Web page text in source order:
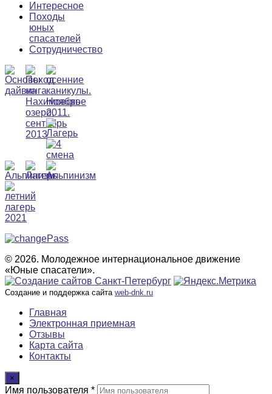
Интересное
Походы
юных
спасателей
Сотрудничество
© 2026. Молодежное интернациональное движение
«Юные спасатели».
Создание и поддержка сайта web-dnk.ru
Главная
Электронная приемная
Отзывы
Карта сайта
Контакты
×
Имя пользователя *